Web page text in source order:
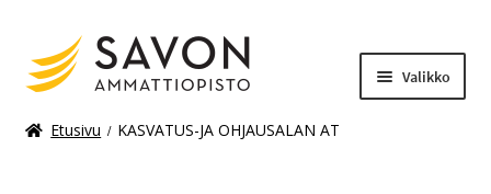
Valikko
Etusivu KASVATUS-JA OHJAUSALAN AT